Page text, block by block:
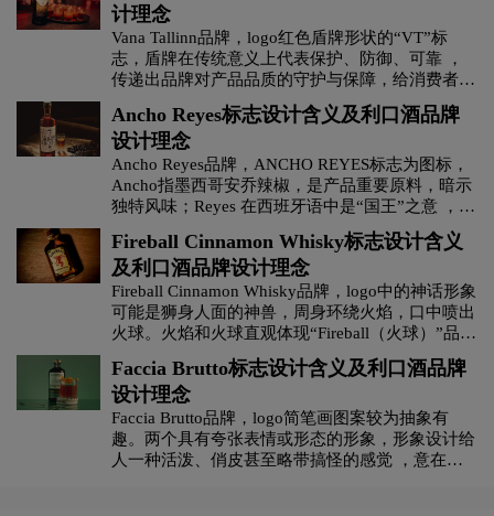
地铁logo设计 大学logo设计 电子产品logo设计
D字母酒店logo设计 E字母酒店logo设计
服装logo设计 服装标志logo设计
G字母汉字酒店logo设计 国logo设计
航空logo设计 化妆品logo设计
H字母汉字酒店logo设计
黄绿色logo设计 灰色logo设计 褐色logo设计
计理念
Vana Tallinn品牌，‌‌‌logo红色盾牌形状的“VT”标
志，盾牌在传统意义上代表保护、防御、可靠 ，
传递出品牌对产品品质的守护与保障，给消费者以
安心感。红色是充满活力与激情的颜色，凸显品牌
的热情与活力，同时也具有较高的视觉辨识度。
Vana在爱沙尼亚语中有老的、旧的含义，Tallinn是
爱沙尼亚首都塔林，明确品牌产地，字体较大且采
用黑色并饰有金色边框，黑色体现稳重、专业，金
色增添奢华感，暗示产品高端品质。
Ancho Reyes标志设计含义及利口酒品牌
设计理念
Ancho Reyes品牌，‌‌‌ANCHO REYES标志为图标，
Ancho指墨西哥安乔辣椒，是产品重要原料，暗示
独特风味；Reyes 在西班牙语中是“国王”之意 ，传
达高端、优质形象，彰显品牌自信与追求卓越定
位。字体设计独特，字母形态有粗细变化、装饰性
线条，复古且艺术，体现品牌对传统工艺传承与对
品质的坚持，吸引追求个性、注重文化内涵消费
者。logo中的花纹装饰精致，提升整体美感与精致
度，传达优雅格调，强化品牌高端形象。
Fireball Cinnamon Whisky标志设计含义
及利口酒品牌设计理念
Fireball Cinnamon Whisky品牌，‌‌‌logo中的神话形象
可能是狮身人面的神兽，周身环绕火焰，口中喷出
火球。火焰和火球直观体现“Fireball（火球）”品牌
名，传达热烈、激情、充满能量的感觉，契合肉桂
威士忌带来的火辣刺激口感体验。神兽形象增添神
秘、奇幻色彩，吸引消费者目光，塑造独特品牌记
忆点。FIREBALL醒目强调品牌名称，让消费者一
眼记住。
Faccia Brutto标志设计含义及利口酒品牌
设计理念
Faccia Brutto品牌，‌‌‌logo简笔画图案较为抽象有
趣。两个具有夸张表情或形态的形象，形象设计给
人一种活泼、俏皮甚至略带搞怪的感觉 ，意在传